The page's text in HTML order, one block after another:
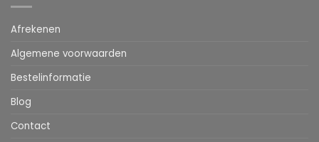
Afrekenen
Algemene voorwaarden
Bestelinformatie
Blog
Contact